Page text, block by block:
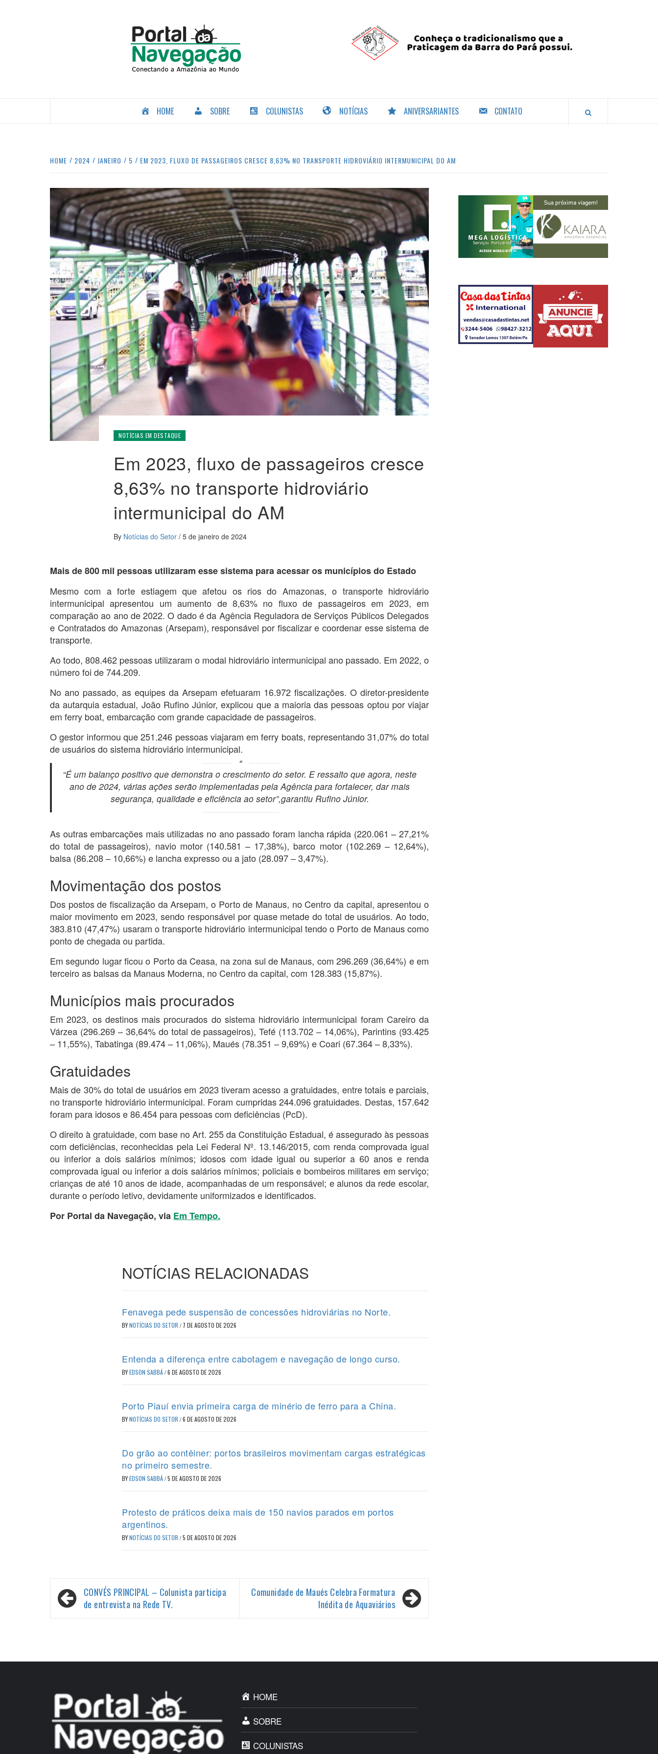
HOME SOBRE COLUNISTAS NOTÍCIAS ANIVERSARIANTES CONTATO
HOME 2024 JANEIRO 5 EM 2023, FLUXO DE PASSAGEIROS CRESCE 8,63% NO TRANSPORTE HIDROVIÁRIO INTERMUNICIPAL DO AM
NOTÍCIAS EM DESTAQUE
Em 2023, fluxo de passageiros cresce
8,63% no transporte hidroviário
intermunicipal do AM
By Notícias do Setor / 5 de janeiro de 2024
Mais de 800 mil pessoas utilizaram esse sistema para acessar os municípios do Estado
Mesmo com a forte estiagem que afetou os rios do Amazonas, o transporte hidroviário
intermunicipal apresentou um aumento de 8,63% no fluxo de passageiros em 2023, em
comparação ao ano de 2022. O dado é da Agência Reguladora de Serviços Públicos Delegados
e Contratados do Amazonas (Arsepam), responsável por fiscalizar e coordenar esse sistema de
transporte.
Ao todo, 808.462 pessoas utilizaram o modal hidroviário intermunicipal ano passado. Em 2022, o
número foi de 744.209.
No ano passado, as equipes da Arsepam efetuaram 16.972 fiscalizações. O diretor-presidente
da autarquia estadual, João Rufino Júnior, explicou que a maioria das pessoas optou por viajar
em ferry boat, embarcação com grande capacidade de passageiros.
O gestor informou que 251.246 pessoas viajaram em ferry boats, representando 31,07% do total
de usuários do sistema hidroviário intermunicipal.
“É um balanço positivo que demonstra o crescimento do setor. E ressalto que agora, neste
ano de 2024, várias ações serão implementadas pela Agência para fortalecer, dar mais
segurança, qualidade e eficiência ao setor”,garantiu Rufino Júnior.
As outras embarcações mais utilizadas no ano passado foram lancha rápida (220.061 – 27,21%
do total de passageiros), navio motor (140.581 – 17,38%), barco motor (102.269 – 12,64%),
balsa (86.208 – 10,66%) e lancha expresso ou a jato (28.097 – 3,47%).
Movimentação dos postos
Dos postos de fiscalização da Arsepam, o Porto de Manaus, no Centro da capital, apresentou o
maior movimento em 2023, sendo responsável por quase metade do total de usuários. Ao todo,
383.810 (47,47%) usaram o transporte hidroviário intermunicipal tendo o Porto de Manaus como
ponto de chegada ou partida.
Em segundo lugar ficou o Porto da Ceasa, na zona sul de Manaus, com 296.269 (36,64%) e em
terceiro as balsas da Manaus Moderna, no Centro da capital, com 128.383 (15,87%).
Municípios mais procurados
Em 2023, os destinos mais procurados do sistema hidroviário intermunicipal foram Careiro da
Várzea (296.269 – 36,64% do total de passageiros), Tefé (113.702 – 14,06%), Parintins (93.425
– 11,55%), Tabatinga (89.474 – 11,06%), Maués (78.351 – 9,69%) e Coari (67.364 – 8,33%).
Gratuidades
Mais de 30% do total de usuários em 2023 tiveram acesso a gratuidades, entre totais e parciais,
no transporte hidroviário intermunicipal. Foram cumpridas 244.096 gratuidades. Destas, 157.642
foram para idosos e 86.454 para pessoas com deficiências (PcD).
O direito à gratuidade, com base no Art. 255 da Constituição Estadual, é assegurado às pessoas
com deficiências, reconhecidas pela Lei Federal Nº. 13.146/2015, com renda comprovada igual
ou inferior a dois salários mínimos; idosos com idade igual ou superior a 60 anos e renda
comprovada igual ou inferior a dois salários mínimos; policiais e bombeiros militares em serviço;
crianças de até 10 anos de idade, acompanhadas de um responsável; e alunos da rede escolar,
durante o período letivo, devidamente uniformizados e identificados.
Por Portal da Navegação, via Em Tempo.
NOTÍCIAS RELACIONADAS
Fenavega pede suspensão de concessões hidroviárias no Norte.
BYNOTÍCIAS DO SETOR / 7 DE AGOSTO DE 2026
Entenda a diferença entre cabotagem e navegação de longo curso.
BYEDSON SABBÁ/6 DE AGOSTO DE 2026
Porto Piauí envia primeira carga de minério de ferro para a China.
BYNOTÍCIAS DO SETOR /6 DE AGOSTO DE 2026
Do grão ao contêiner: portos brasileiros movimentam cargas estratégicas
no primeiro semestre.
BYEDSON SABBÁ/5 DE AGOSTO DE 2026
Protesto de práticos deixa mais de 150 navios parados em portos
argentinos.
BYNOTÍCIAS DO SETOR /5 DE AGOSTO DE 2026
Navegação
de
CONVÉS PRINCIPAL – Colunista participa
de entrevista na Rede TV.
Comunidade de Maués Celebra Formatura
Inédita de Aquaviários
HOME
SOBRE
COLUNISTAS